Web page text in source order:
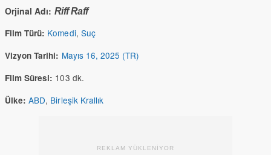
Orjinal Adı: Riff Raff
Film Türü: Komedi, Suç
Vizyon Tarihi: Mayıs 16, 2025 (TR)
Film Süresi: 103 dk.
Ülke: ABD, Birleşik Krallık
REKLAM YÜKLENİYOR